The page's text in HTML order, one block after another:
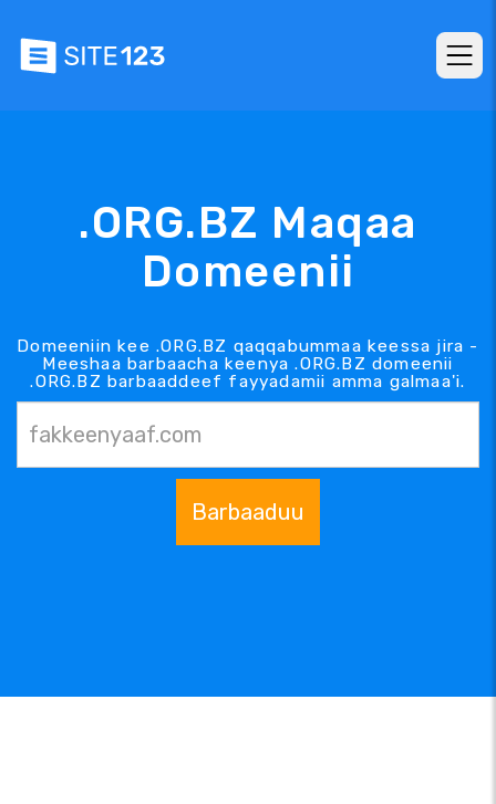
.ORG.BZ Maqaa
Domeenii
Domeeniin kee .ORG.BZ qaqqabummaa keessa jira -
Meeshaa barbaacha keenya .ORG.BZ domeenii
.ORG.BZ barbaaddeef fayyadamii amma galmaa'i.
Barbaaduu